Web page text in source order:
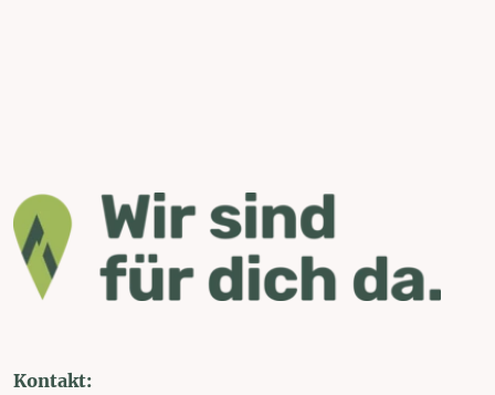
Kontakt: